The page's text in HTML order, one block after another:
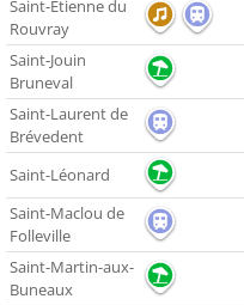
Saint-Etienne du
Rouvray
Saint-Jouin
Bruneval
Saint-Laurent de
Brévedent
Saint-Léonard
Saint-Maclou de
Folleville
Saint-Martin-aux-
Buneaux